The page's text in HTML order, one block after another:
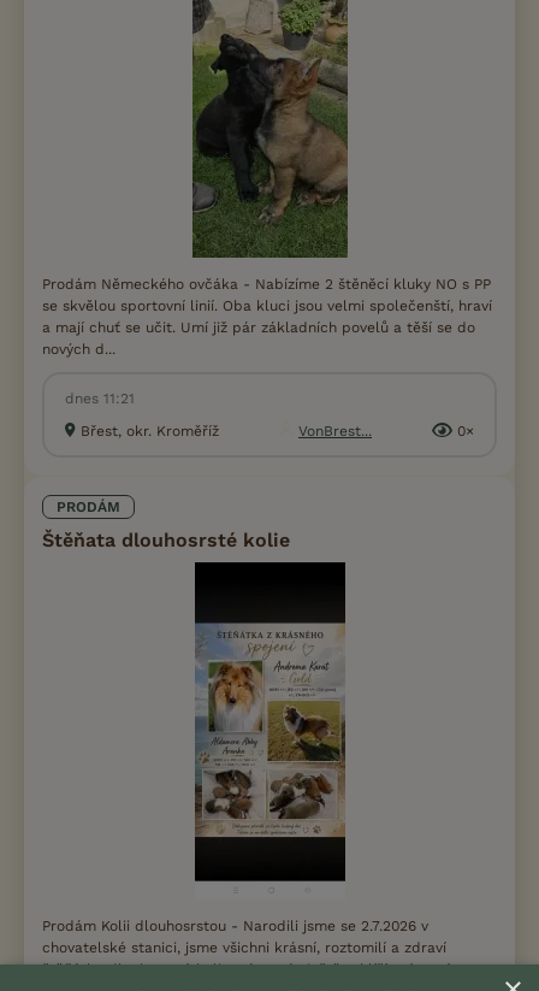
Prodám Německého ovčáka - Nabízíme 2 štěněcí kluky NO s PP
se skvělou sportovní linií. Oba kluci jsou velmi společenští, hraví
a mají chuť se učit. Umí již pár základních povelů a těší se do
nových d...
dnes 11:21
Břest, okr. Kroměříž
VonBrest... 0×
PRODÁM
Štěňata dlouhosrsté kolie
Prodám Kolii dlouhosrstou - Narodili jsme se 2.7.2026 v
chovatelské stanici, jsme všichni krásní, roztomilí a zdraví
štěňátka dlouhosrsté kolie. Pár z nás ještě vyhlíží své nové